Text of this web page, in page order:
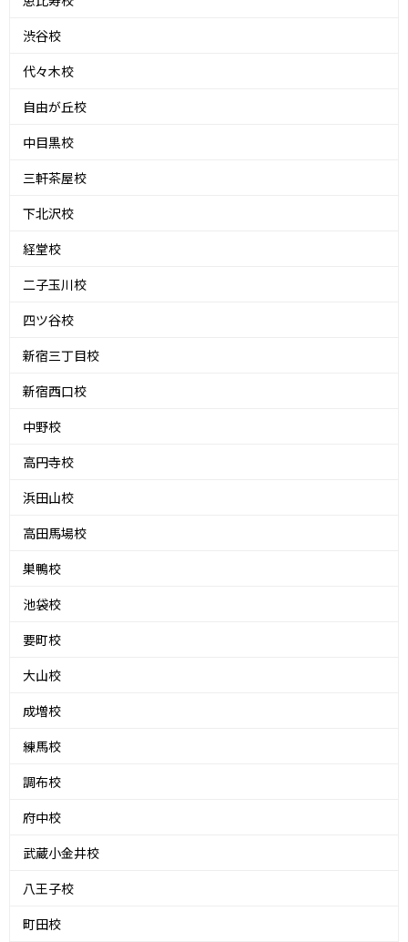
渋谷校
代々木校
自由が丘校
中目黒校
三軒茶屋校
下北沢校
経堂校
二子玉川校
四ツ谷校
新宿三丁目校
新宿西口校
中野校
高円寺校
浜田山校
高田馬場校
巣鴨校
池袋校
要町校
大山校
成増校
練馬校
調布校
府中校
武蔵小金井校
八王子校
町田校